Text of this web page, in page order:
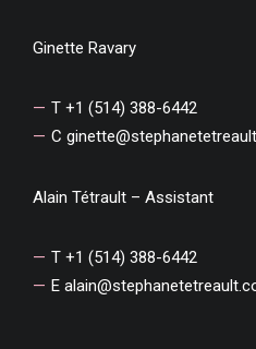
Ginette Ravary
T +1 (514) 388-6442
C
Alain Tétrault – Assistant
T +1 (514) 388-6442
E